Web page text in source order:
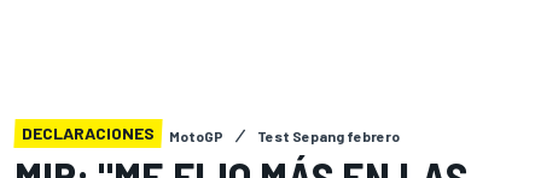
DECLARACIONES MotoGP Test Sepang febrero